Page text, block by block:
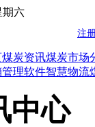
期六
煤炭资讯煤炭市场
理软件智慧物流
中心